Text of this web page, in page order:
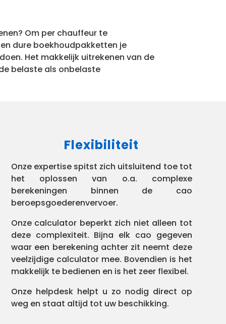
Om per chauffeur te
dure boekhoudpakketten je
Het makkelijk uitrekenen van de
belaste als onbelaste
Flexibiliteit
Onze expertise spitst zich uitsluitend toe tot
het oplossen van o.a. complexe
berekeningen binnen de cao
beroepsgoederenvervoer.
Onze calculator beperkt zich niet alleen tot
deze complexiteit. Bijna elk cao gegeven
waar een berekening achter zit neemt deze
veelzijdige calculator mee. Bovendien is het
makkelijk te bedienen en is het zeer flexibel.
Onze helpdesk helpt u zo nodig direct op
weg en staat altijd tot uw beschikking.